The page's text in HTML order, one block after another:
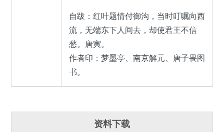
自跋：红叶题情付御沟，当时叮嘱向西
流，无端东下人间去，却使君王不信
愁。唐寅。
作者印：梦墨亭、南京解元、唐子畏图
书。
资料下载